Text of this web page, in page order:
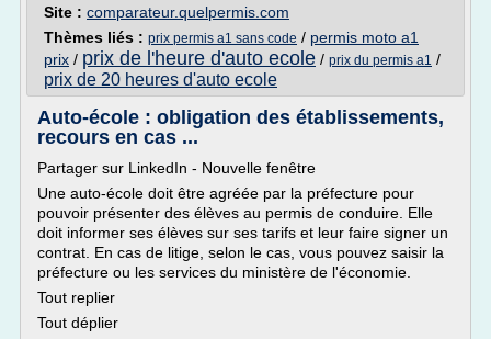
Site : comparateur.quelpermis.com
Thèmes liés : prix permis a1 sans code / permis moto a1
prix / prix de l'heure d'auto ecole / prix du permis a1 /
prix de 20 heures d'auto ecole
Auto-école : obligation des établissements,
recours en cas ...
Partager sur LinkedIn - Nouvelle fenêtre
Une auto-école doit être agréée par la préfecture pour
pouvoir présenter des élèves au permis de conduire. Elle
doit informer ses élèves sur ses tarifs et leur faire signer un
contrat. En cas de litige, selon le cas, vous pouvez saisir la
préfecture ou les services du ministère de l'économie.
Tout replier
Tout déplier